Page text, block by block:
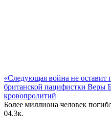
«Следующая война не оставит
британской пацифистки Веры
кровопролитий
Более миллиона человек
04.3к.